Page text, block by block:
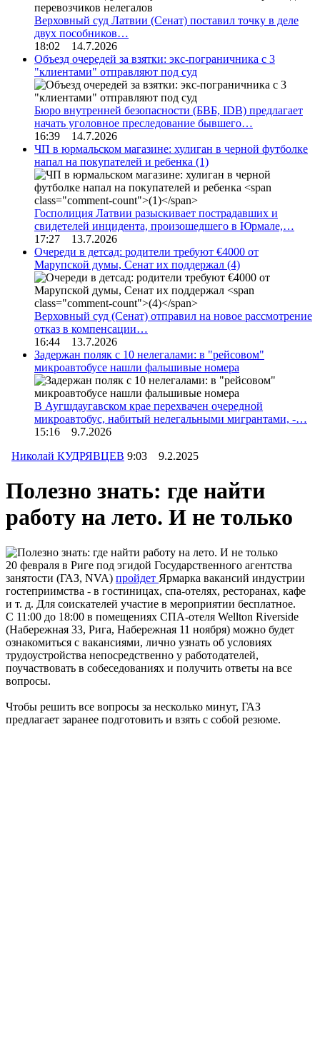
Верховный суд Латвии (Сенат) поставил точку в деле
двух пособников…
18:02 14.7.2026
Объезд очередей за взятки: экс-пограничника с 3
"клиентами" отправляют под суд
Бюро внутренней безопасности (БВБ, IDB) предлагает
начать уголовное преследование бывшего…
16:39 14.7.2026
ЧП в юрмальском магазине: хулиган в черной футболке
напал на покупателей и ребенка (1)
Госполиция Латвии разыскивает пострадавших и
свидетелей инцидента, произошедшего в Юрмале,…
17:27 13.7.2026
Очереди в детсад: родители требуют €4000 от
Марупской думы, Сенат их поддержал (4)
Верховный суд (Сенат) отправил на новое рассмотрение
отказ в компенсации…
16:44 13.7.2026
Задержан поляк с 10 нелегалами: в "рейсовом"
микроавтобусе нашли фальшивые номера
В Аугшдаугавском крае перехвачен очередной
микроавтобус, набитый нелегальными мигрантами, -…
15:16 9.7.2026
Николай КУДРЯВЦЕВ 9:03 9.2.2025
Полезно знать: где найти
работу на лето. И не только
20 февраля в Риге под эгидой Государственного агентства
занятости (ГАЗ, NVA) пройдет Ярмарка вакансий индустрии
гостеприимства - в гостиницах, спа-отелях, ресторанах, кафе
и т. д. Для соискателей участие в мероприятии бесплатное.
С 11:00 до 18:00 в помещениях СПА-отеля Wellton Riverside
(Набережная 33, Рига, Набережная 11 ноября) можно будет
ознакомиться с вакансиями, лично узнать об условиях
трудоустройства непосредственно у работодателей,
поучаствовать в собеседованиях и получить ответы на все
вопросы.
Чтобы решить все вопросы за несколько минут, ГАЗ
предлагает заранее подготовить и взять с собой резюме.